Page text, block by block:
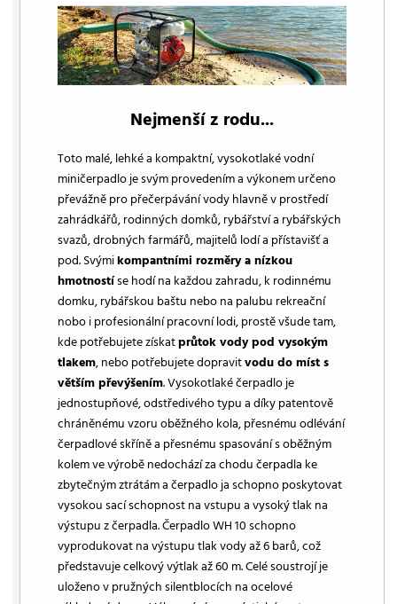
Nejmenší z rodu...
Toto malé, lehké a kompaktní, vysokotlaké vodní
miničerpadlo je svým provedením a výkonem určeno
převážně pro přečerpávání vody hlavně v prostředí
zahrádkářů, rodinných domků, rybářství a rybářských
svazů, drobných farmářů, majitelů lodí a přístavišť a
pod. Svýmikompantními rozměry a nízkou
hmotnostíse hodí na každou zahradu, k rodinnému
domku, rybářskou baštu nebo na palubu rekreační
nobo i profesionální pracovní lodi, prostě všude tam,
kde potřebujete získatprůtok vody pod vysokým
tlakem, nebo potřebujete dopravitvodu do míst s
větším převýšením. Vysokotlaké čerpadlo je
jednostupňové, odstředivého typu a díky patentově
chráněnému vzoru oběžného kola, přesnému odlévání
čerpadlové skříně a přesnému spasování s oběžným
kolem ve výrobě nedochází za chodu čerpadla ke
zbytečným ztrátám a čerpadlo ja schopno poskytovat
vysokou sací schopnost na vstupu a vysoký tlak na
výstupu z čerpadla. Čerpadlo WH 10 schopno
vyprodukovat na výstupu tlak vody až 6 barů, což
představuje celkový výtlak až 60 m. Celé soustrojí je
uloženo v pružných silentblocích na ocelové